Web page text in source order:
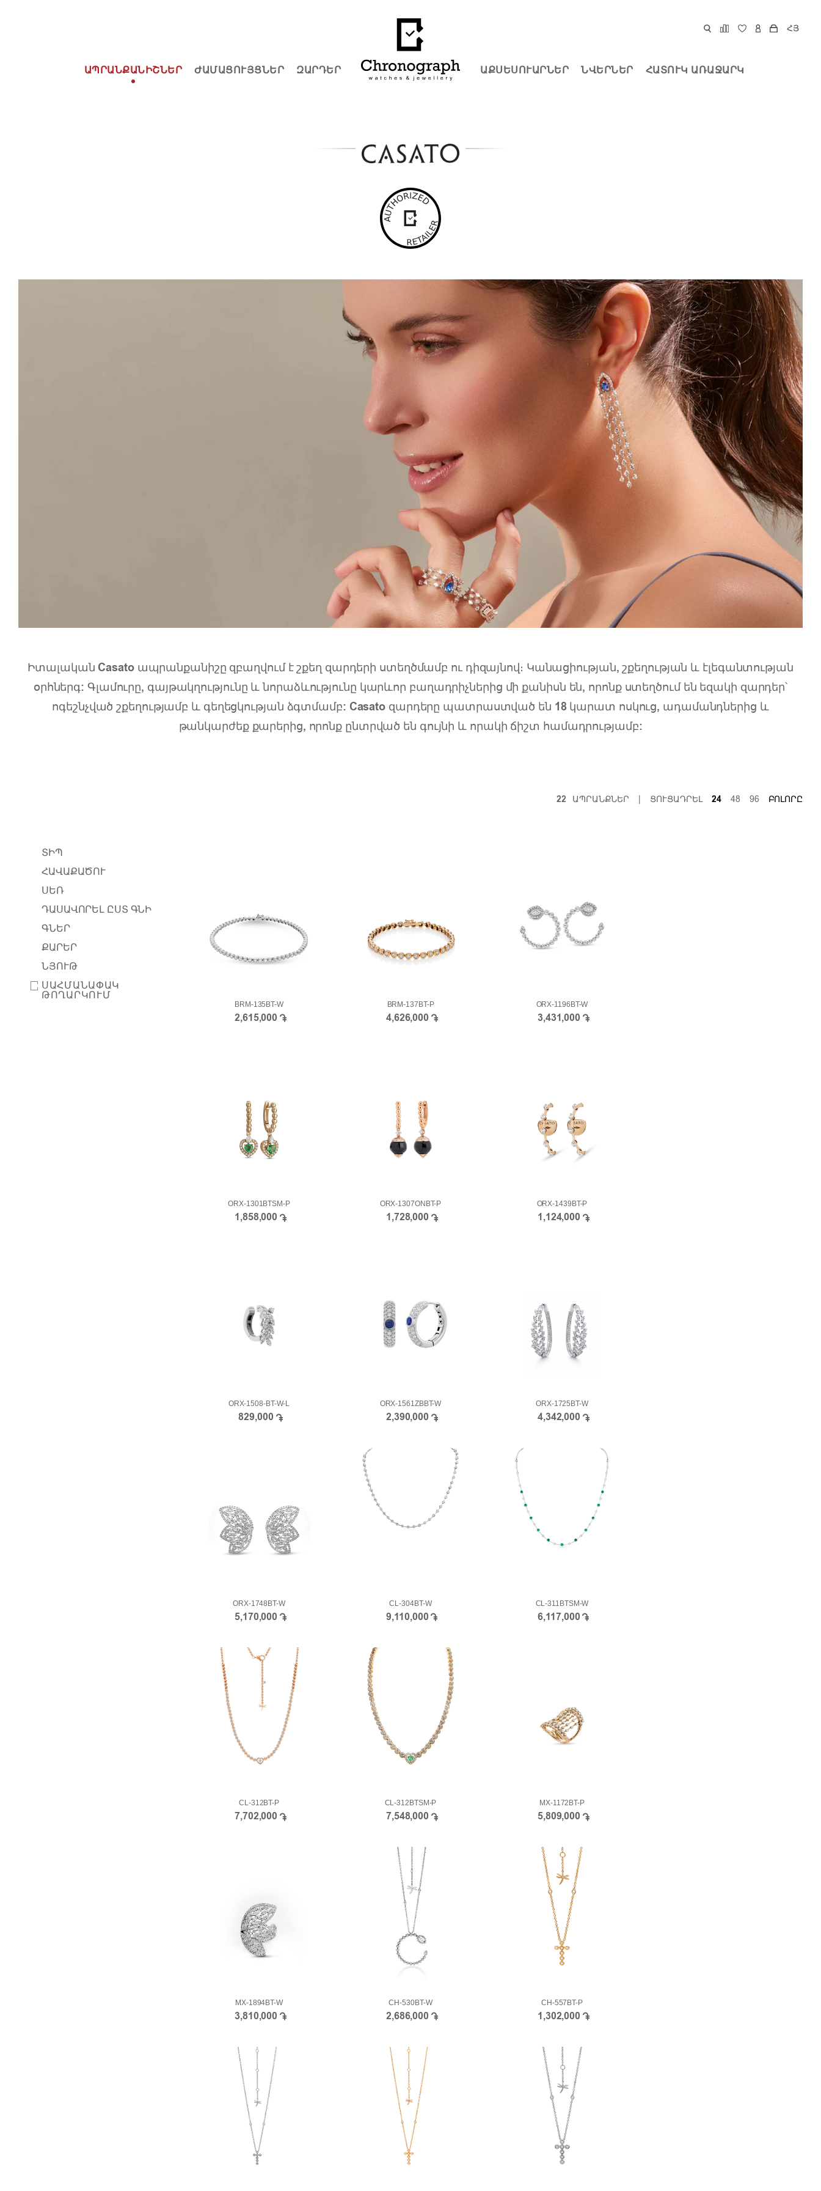
ՀՅ
ԱՊՐԱՆՔԱՆԻՇՆԵՐ ԺԱՄԱՑՈՒՅՑՆԵՐ ԶԱՐԴԵՐ ԱՔՍԵՍՈՒԱՐՆԵՐ ՆՎԵՐՆԵՐ ՀԱՏՈՒԿ ԱՌԱՋԱՐԿ
Իտալական Casato ապրանքանիշը զբաղվում է շքեղ զարդերի ստեղծմամբ ու դիզայնով։ Կանացիության, շքեղության և էլեգանտության
օրհներգ: Գլամուրը, գայթակղությունը և նորաձևությունը կարևոր բաղադրիչներից մի քանիսն են, որոնք ստեղծում են եզակի զարդեր՝
ոգեշնչված շքեղությամբ և գեղեցկության ձգտմամբ: Casato զարդերը պատրաստված են 18 կարատ ոսկուց, ադամանդներից և
թանկարժեք քարերից, որոնք ընտրված են գույնի և որակի ճիշտ համադրությամբ:
ՏԻՊ
ՀԱՎԱՔԱԾՈՒ
ՍԵՌ
ԴԱՍԱՎՈՐԵԼ ԸՍՏ ԳՆԻ
ԳՆԵՐ
ՔԱՐԵՐ
ՆՅՈՒԹ
ՍԱՀՄԱՆԱՓԱԿ
ԹՈՂԱՐԿՈՒՄ
22 ԱՊՐԱՆՔՆԵՐ ՑՈՒՑԱԴՐԵԼ 24 48 96 ԲՈԼՈՐԸ
BRM-135BT-W
2,615,000
BRM-137BT-P
4,626,000
ORX-1196BT-W
3,431,000
ORX-1301BTSM-P
1,858,000
ORX-1307ONBT-P
1,728,000
ORX-1439BT-P
1,124,000
ORX-1508-BT-W-L
829,000
ORX-1561ZBBT-W
2,390,000
ORX-1725BT-W
4,342,000
ORX-1748BT-W
5,170,000
CL-304BT-W
9,110,000
CL-311BTSM-W
6,117,000
CL-312BT-P
7,702,000
CL-312BTSM-P
7,548,000
MX-1172BT-P
5,809,000
MX-1894BT-W
3,810,000
CH-530BT-W
2,686,000
CH-557BT-P
1,302,000